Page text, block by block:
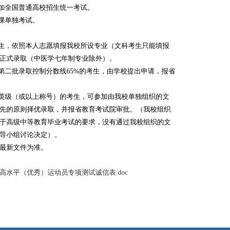
国普通高校招生统一考试。
独考试。
依照本人志愿填报我校所设专业（文科考生只能填报
式录取（中医学七年制专业除外）。
二批录取控制分数线65%的考生，由学校提出申请，报省
（或以上称号）的考生，可参加由我校单独组织的文
的原则择优录取，并报省教育考试院审批。（我校组织
高级中等教育毕业考试的要求，没有通过我校组织的文
小组讨论决定）。
新文件为准。
水平（优秀）运动员专项测试诚信表.doc